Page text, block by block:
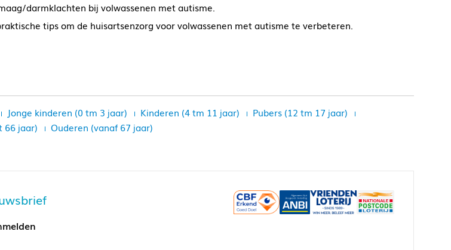
darmklachten bij volwassenen met autisme.
tips om de huisartsenzorg voor volwassenen met autisme te verbeteren.
Jonge kinderen (0 tm 3 jaar) Kinderen (4 tm 11 jaar)
Pubers (12 tm 17 jaar)
66 jaar)
Ouderen (vanaf 67 jaar)